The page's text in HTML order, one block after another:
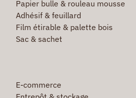
Papier bulle & rouleau mousse
Adhésif & feuillard
Film étirable & palette bois
Sac & sachet
E-commerce